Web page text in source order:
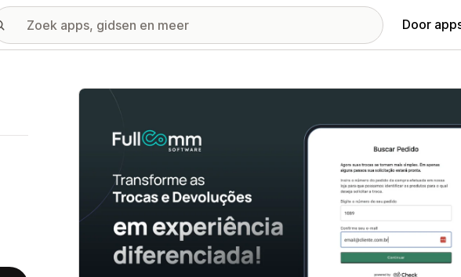
Door
Galerij met uitgelichte afbeeldingen